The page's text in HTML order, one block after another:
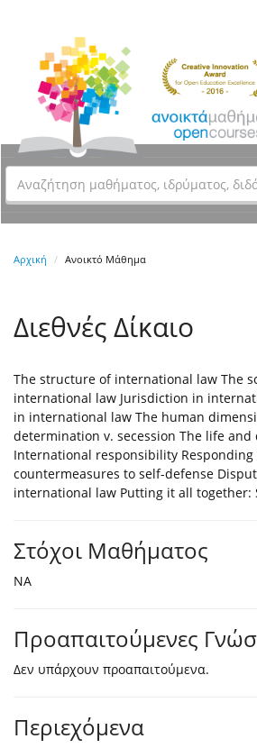
Αρχική Ανοικτό Μάθημα
Διεθνές Δίκαιο
The structure of international law The
international law Jurisdiction in
in international law The human
determination v. secession The life
International responsibility Responding
countermeasures to self-­defense
international law Putting it all together:
Στόχοι Μαθήματος
NA
Προαπαιτούμενες
Δεν υπάρχουν προαπαιτούμενα.
Περιεχόμενα